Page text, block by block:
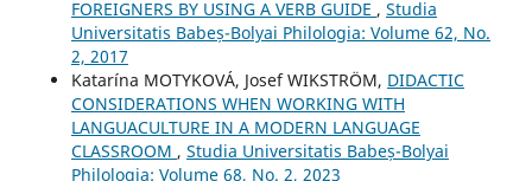
FOREIGNERS BY USING A VERB GUIDE , Studia
Universitatis Babeș-Bolyai Philologia: Volume 62, No.
2, 2017
Katarína MOTYKOVÁ, Josef WIKSTRÖM, DIDACTIC
CONSIDERATIONS WHEN WORKING WITH
LANGUACULTURE IN A MODERN LANGUAGE
CLASSROOM , Studia Universitatis Babeș-Bolyai
Philologia: Volume 68, No. 2, 2023